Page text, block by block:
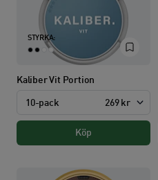
STYRKA:
Kaliber Vit Portion
10-pack 269 kr
Köp